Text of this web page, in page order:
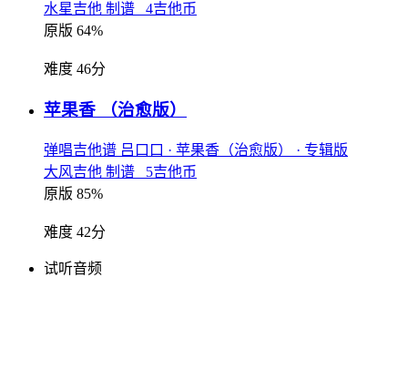
水星吉他 制谱 4吉他币
原版 64%
难度 46分
苹果香 （治愈版）
弹唱吉他谱 吕口口 · 苹果香（治愈版）
· 专辑版
大风吉他 制谱 5吉他币
原版 85%
难度 42分
试听音频